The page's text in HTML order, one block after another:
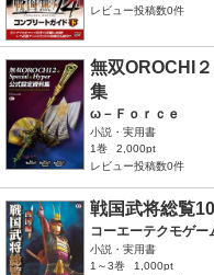
レビュー投稿数0件
無双OROCHI
集
ω－Ｆｏｒｃｅ
小説・実用書
1巻
2,000pt
レビュー投稿数0件
戦国武将総覧
コーエーテクモゲー
小説・実用書
1～3巻
1,000pt